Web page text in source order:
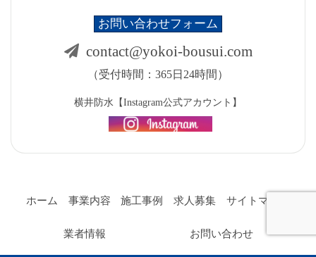
お問い合わせフォーム
contact@yokoi-bousui.com
（受付時間：365日24時間）
横井防水【Instagram公式アカウント】
ホーム 事業内容 施工事例 求人募集 サイトマップ
業者情報 お問い合わせ